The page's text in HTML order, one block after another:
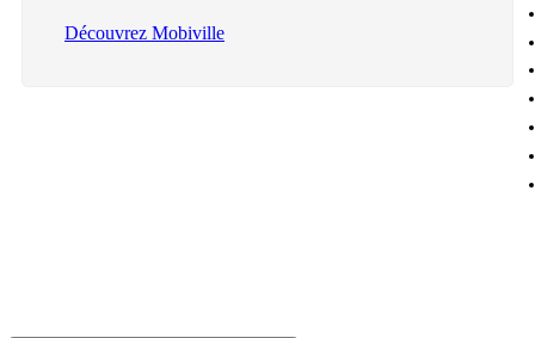
Découvrez Mobiville